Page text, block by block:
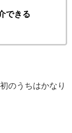
できる
のうちはかなり